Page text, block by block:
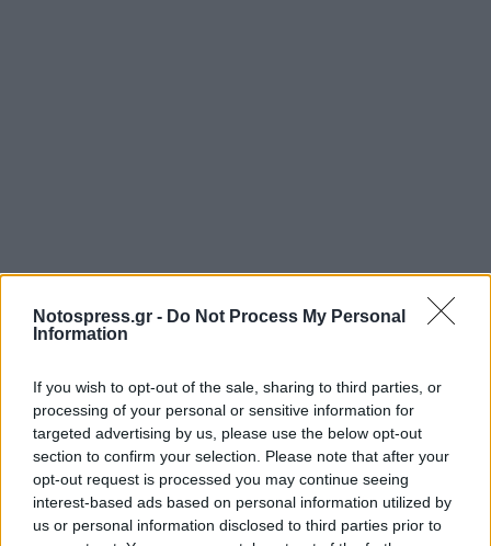
Notospress.gr - Do Not Process My Personal
Information
If you wish to opt-out of the sale, sharing to third parties, or
processing of your personal or sensitive information for
targeted advertising by us, please use the below opt-out
section to confirm your selection. Please note that after your
opt-out request is processed you may continue seeing
interest-based ads based on personal information utilized by
us or personal information disclosed to third parties prior to